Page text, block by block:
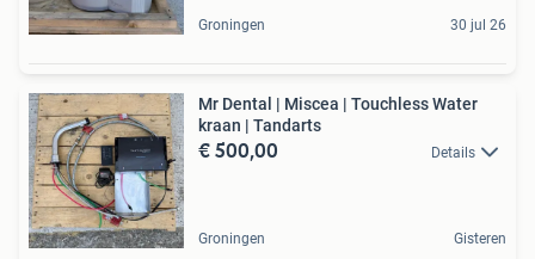
Groningen 30 jul 26
Mr Dental | Miscea | Touchless Water
kraan | Tandarts
€ 500,00 Details
Groningen Gisteren